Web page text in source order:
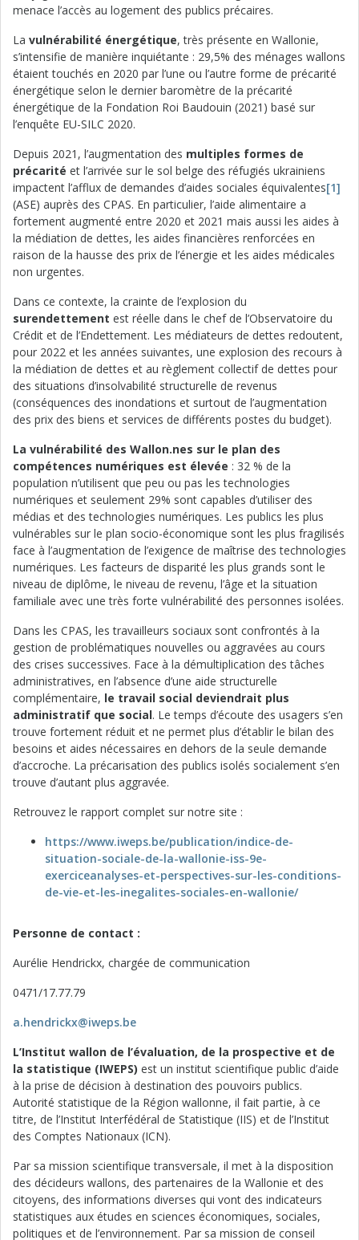
menace l’accès au logement des publics précaires.
La vulnérabilité énergétique, très présente en Wallonie,
s’intensifie de manière inquiétante : 29,5% des ménages wallons
étaient touchés en 2020 par l’une ou l’autre forme de précarité
énergétique selon le dernier baromètre de la précarité
énergétique de la Fondation Roi Baudouin (2021) basé sur
l’enquête EU-SILC 2020.
Depuis 2021, l’augmentation des multiples formes de
précarité et l’arrivée sur le sol belge des réfugiés ukrainiens
impactent l’afflux de demandes d’aides sociales équivalentes[1]
(ASE) auprès des CPAS. En particulier, l’aide alimentaire a
fortement augmenté entre 2020 et 2021 mais aussi les aides à
la médiation de dettes, les aides financières renforcées en
raison de la hausse des prix de l’énergie et les aides médicales
non urgentes.
Dans ce contexte, la crainte de l’explosion du
surendettement est réelle dans le chef de l’Observatoire du
Crédit et de l’Endettement. Les médiateurs de dettes redoutent,
pour 2022 et les années suivantes, une explosion des recours à
la médiation de dettes et au règlement collectif de dettes pour
des situations d’insolvabilité structurelle de revenus
(conséquences des inondations et surtout de l’augmentation
des prix des biens et services de différents postes du budget).
La vulnérabilité des Wallon.nes sur le plan des
compétences numériques est élevée : 32 % de la
population n’utilisent que peu ou pas les technologies
numériques et seulement 29% sont capables d’utiliser des
médias et des technologies numériques. Les publics les plus
vulnérables sur le plan socio-économique sont les plus fragilisés
face à l’augmentation de l’exigence de maîtrise des technologies
numériques. Les facteurs de disparité les plus grands sont le
niveau de diplôme, le niveau de revenu, l’âge et la situation
familiale avec une très forte vulnérabilité des personnes isolées.
Dans les CPAS, les travailleurs sociaux sont confrontés à la
gestion de problématiques nouvelles ou aggravées au cours
des crises successives. Face à la démultiplication des tâches
administratives, en l’absence d’une aide structurelle
complémentaire, le travail social deviendrait plus
administratif que social. Le temps d’écoute des usagers s’en
trouve fortement réduit et ne permet plus d’établir le bilan des
besoins et aides nécessaires en dehors de la seule demande
d’accroche. La précarisation des publics isolés socialement s’en
trouve d’autant plus aggravée.
Retrouvez le rapport complet sur notre site :
https://www.iweps.be/publication/indice-de-
situation-sociale-de-la-wallonie-iss-9e-
exerciceanalyses-et-perspectives-sur-les-conditions-
de-vie-et-les-inegalites-sociales-en-wallonie/
Personne de contact :
Aurélie Hendrickx, chargée de communication
0471/17.77.79
a.hendrickx@iweps.be
L’Institut wallon de l’évaluation, de la prospective et de
la statistique (IWEPS) est un institut scientifique public d’aide
à la prise de décision à destination des pouvoirs publics.
Autorité statistique de la Région wallonne, il fait partie, à ce
titre, de l’Institut Interfédéral de Statistique (IIS) et de l’Institut
des Comptes Nationaux (ICN).
Par sa mission scientifique transversale, il met à la disposition
des décideurs wallons, des partenaires de la Wallonie et des
citoyens, des informations diverses qui vont des indicateurs
statistiques aux études en sciences économiques, sociales,
politiques et de l’environnement. Par sa mission de conseil